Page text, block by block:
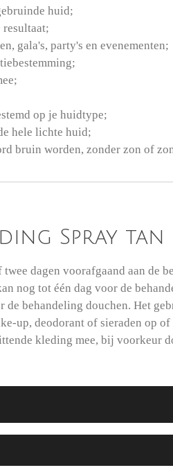
huid;
resultaat;
gala's, party's en evenementen;
op je huidtype;
hele lichte huid;
bruin worden, zonder zon of
Spray
twee dagen voorafgaand aan de
nog tot één dag voor de
de behandeling douchen. Het
up, deodorant of sieraden op
kleding mee, bij voorkeur